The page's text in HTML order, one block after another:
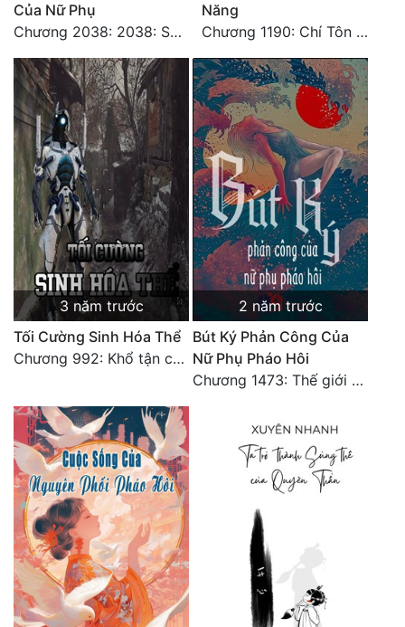
Của Nữ Phụ
Chương 2038: 2038: Sênh Ca Vạn Dặm 39
Năng
Chương 1190: Chí Tôn Chân Chính, Kết Cục Cũng Là Bắt Đầu
3 năm trước
Tối Cường Sinh Hóa Thể
Chương 992: Khổ tận cam lai (Đại kết cục)
2 năm trước
Bút Ký Phản Công Của
Nữ Phụ Pháo Hôi
Chương 1473: Thế giới vườn trường 13